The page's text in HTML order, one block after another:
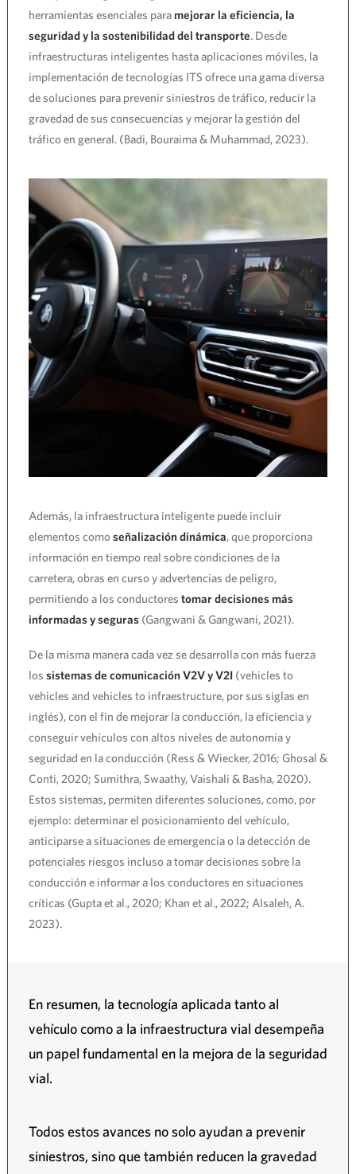
herramientas esenciales para mejorar la eficiencia, la
seguridad y la sostenibilidad del transporte. Desde
infraestructuras inteligentes hasta aplicaciones móviles, la
implementación de tecnologías ITS ofrece una gama diversa
de soluciones para prevenir siniestros de tráfico, reducir la
gravedad de sus consecuencias y mejorar la gestión del
tráfico en general. (Badi, Bouraima & Muhammad, 2023).
Además, la infraestructura inteligente puede incluir
elementos comoseñalización dinámica, que proporciona
información en tiempo real sobre condiciones de la
carretera, obras en curso y advertencias de peligro,
permitiendo a los conductores tomar decisiones más
informadas y seguras (Gangwani & Gangwani, 2021).
De la misma manera cada vez se desarrolla con más fuerza
los sistemas de comunicación V2V y V2I (vehicles to
vehicles and vehicles to infraestructure, por sus siglas en
inglés), con el fin de mejorar la conducción, la eficiencia y
conseguir vehículos con altos niveles de autonomía y
seguridad en la conducción (Ress & Wiecker, 2016; Ghosal &
Conti, 2020; Sumithra, Swaathy, Vaishali & Basha, 2020).
Estos sistemas, permiten diferentes soluciones, como, por
ejemplo: determinar el posicionamiento del vehículo,
anticiparse a situaciones de emergencia o la detección de
potenciales riesgos incluso a tomar decisiones sobre la
conducción e informar a los conductores en situaciones
críticas (Gupta et al., 2020; Khan et al., 2022; Alsaleh, A.
2023).
En resumen, la tecnología aplicada tanto al
vehículo como a la infraestructura vial desempeña
un papel fundamental en la mejora de la seguridad
vial.
Todos estos avances no solo ayudan a prevenir
siniestros, sino que también reducen la gravedad